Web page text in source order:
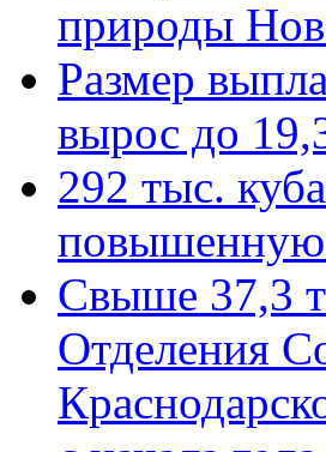
природы
Размер
вырос до
292 тыс.
повышенную
Свыше 37,3
Отделения